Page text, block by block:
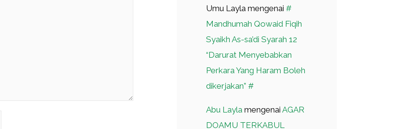
Umu Layla mengenai #
Mandhumah Qowaid Fiqih
Syaikh As-sa’di Syarah 12
“Darurat Menyebabkan
Perkara Yang Haram Boleh
dikerjakan” #
Abu Layla mengenai AGAR
DOAMU TERKABUL